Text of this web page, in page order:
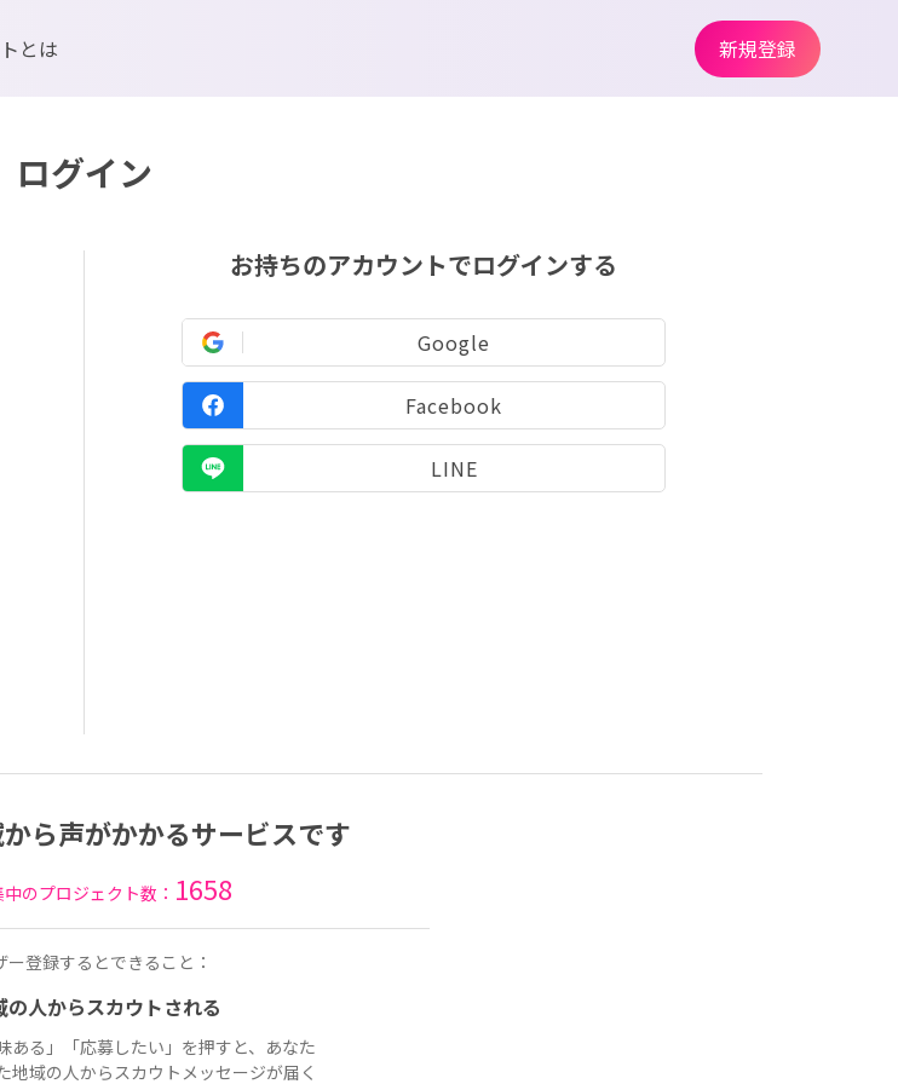
ログイン
お持ちのアカウントでログインする
Google
Facebook
LINE
ら声がかかるサービスです
のプロジェクト数： 1658
ー登録するとできること：
の人からスカウトされる
ある」「応募したい」を押すと、あなた
地域の人からスカウトメッセージが届く
とは 新規登録